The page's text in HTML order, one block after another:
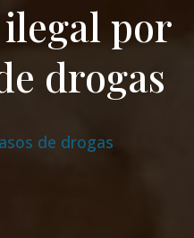
por
drogas
de drogas